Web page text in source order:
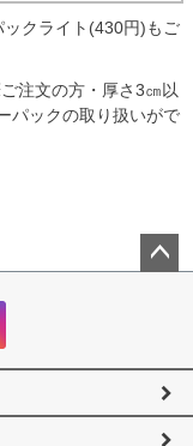
クライト(430円)もご
注文の方・厚さ3㎝以
パックの取り扱いがで